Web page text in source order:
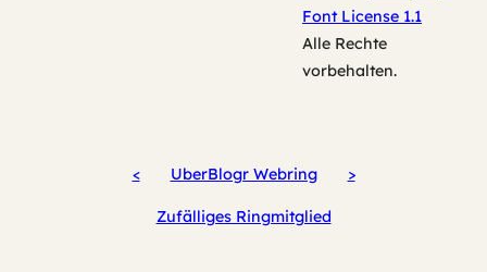
Font License 1.1
Alle Rechte
vorbehalten.
< UberBlogr Webring >
Zufälliges Ringmitglied